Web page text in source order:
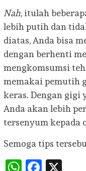
Nah, itulah
lebih putih dan
diatas, Anda bisa
dengan berhenti
mengkomsumsi
memakai pemutih
keras. Dengan gigi
Anda akan lebih
tersenyum kepada
Semoga tips